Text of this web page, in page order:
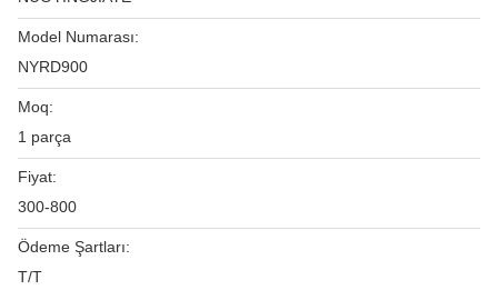
Model Numarası:
NYRD900
Moq:
1 parça
Fiyat:
300-800
Ödeme Şartları:
T/T